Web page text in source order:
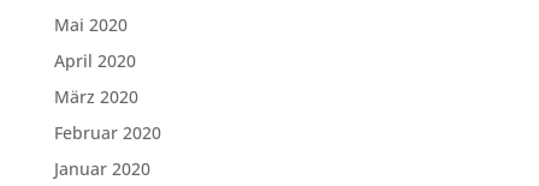
Mai 2020
April 2020
März 2020
Februar 2020
Januar 2020